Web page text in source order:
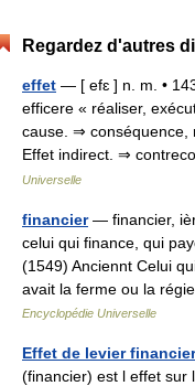
Regardez d'autres
effet — [ efɛ ] n. m. •
efficere « réaliser,
cause. ⇒ conséquence,
Effet indirect. ⇒
Universelle
financier— financier,
celui qui finance, qui
(1549) Anciennt Celui
avait la ferme ou la
Encyclopédie Universelle
Effet de levier financier
(financier) est l effet sur